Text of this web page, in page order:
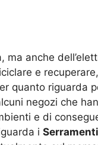
ma anche
e
quanto riguarda
negozi che
e di
i